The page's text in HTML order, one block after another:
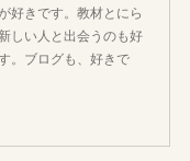
好きです。教材とにら
しい人と出会うのも好
。ブログも、好きで